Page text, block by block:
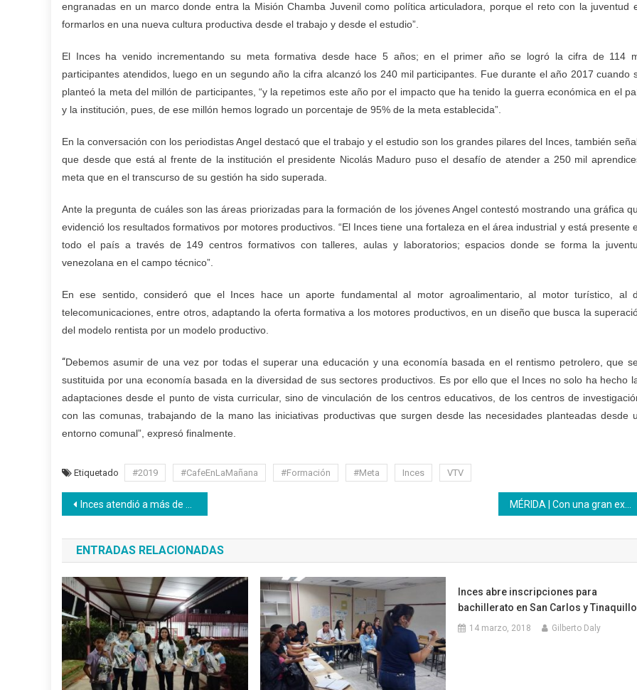
engranadas en un marco donde entra la Misión Chamba Juvenil como política articuladora, porque el reto con la juventud
formarlos en una nueva cultura productiva desde el trabajo y desde el estudio”.
El Inces ha venido incrementando su meta formativa desde hace 5 años; en el primer año se logró la cifra de 114
participantes atendidos, luego en un segundo año la cifra alcanzó los 240 mil participantes. Fue durante el año 2017 cuando
planteó la meta del millón de participantes, “y la repetimos este año por el impacto que ha tenido la guerra económica en el
y la institución, pues, de ese millón hemos logrado un porcentaje de 95% de la meta establecida”.
En la conversación con los periodistas Angel destacó que el trabajo y el estudio son los grandes pilares del Inces, también
que desde que está al frente de la institución el presidente Nicolás Maduro puso el desafío de atender a 250 mil
meta que en el transcurso de su gestión ha sido superada.
Ante la pregunta de cuáles son las áreas priorizadas para la formación de los jóvenes Angel contestó mostrando una gráfica
evidenció los resultados formativos por motores productivos. “El Inces tiene una fortaleza en el área industrial y está presente
todo el país a través de 149 centros formativos con talleres, aulas y laboratorios; espacios donde se forma la
venezolana en el campo técnico”.
En ese sentido, consideró que el Inces hace un aporte fundamental al motor agroalimentario, al motor turístico, al
telecomunicaciones, entre otros, adaptando la oferta formativa a los motores productivos, en un diseño que busca la
del modelo rentista por un modelo productivo.
“Debemos asumir de una vez por todas el superar una educación y una economía basada en el rentismo petrolero, que
sustituida por una economía basada en la diversidad de sus sectores productivos. Es por ello que el Inces no solo ha hecho
adaptaciones desde el punto de vista curricular, sino de vinculación de los centros educativos, de los centros de
con las comunas, trabajando de la mano las iniciativas productivas que surgen desde las necesidades planteadas desde
entorno comunal”, expresó finalmente.
Etiquetado #2019 #CafeEnLaMañana #Formación #Meta Inces VTV
Navegación
de
entradas
Inces atendió a más de 950 mil personas en diferentes programas técnicos y productivos
ENTRADAS RELACIONADAS
Inces abre inscripciones para
bachillerato en San Carlos y Tinaquillo
14 marzo, 2018 Gilberto Daly